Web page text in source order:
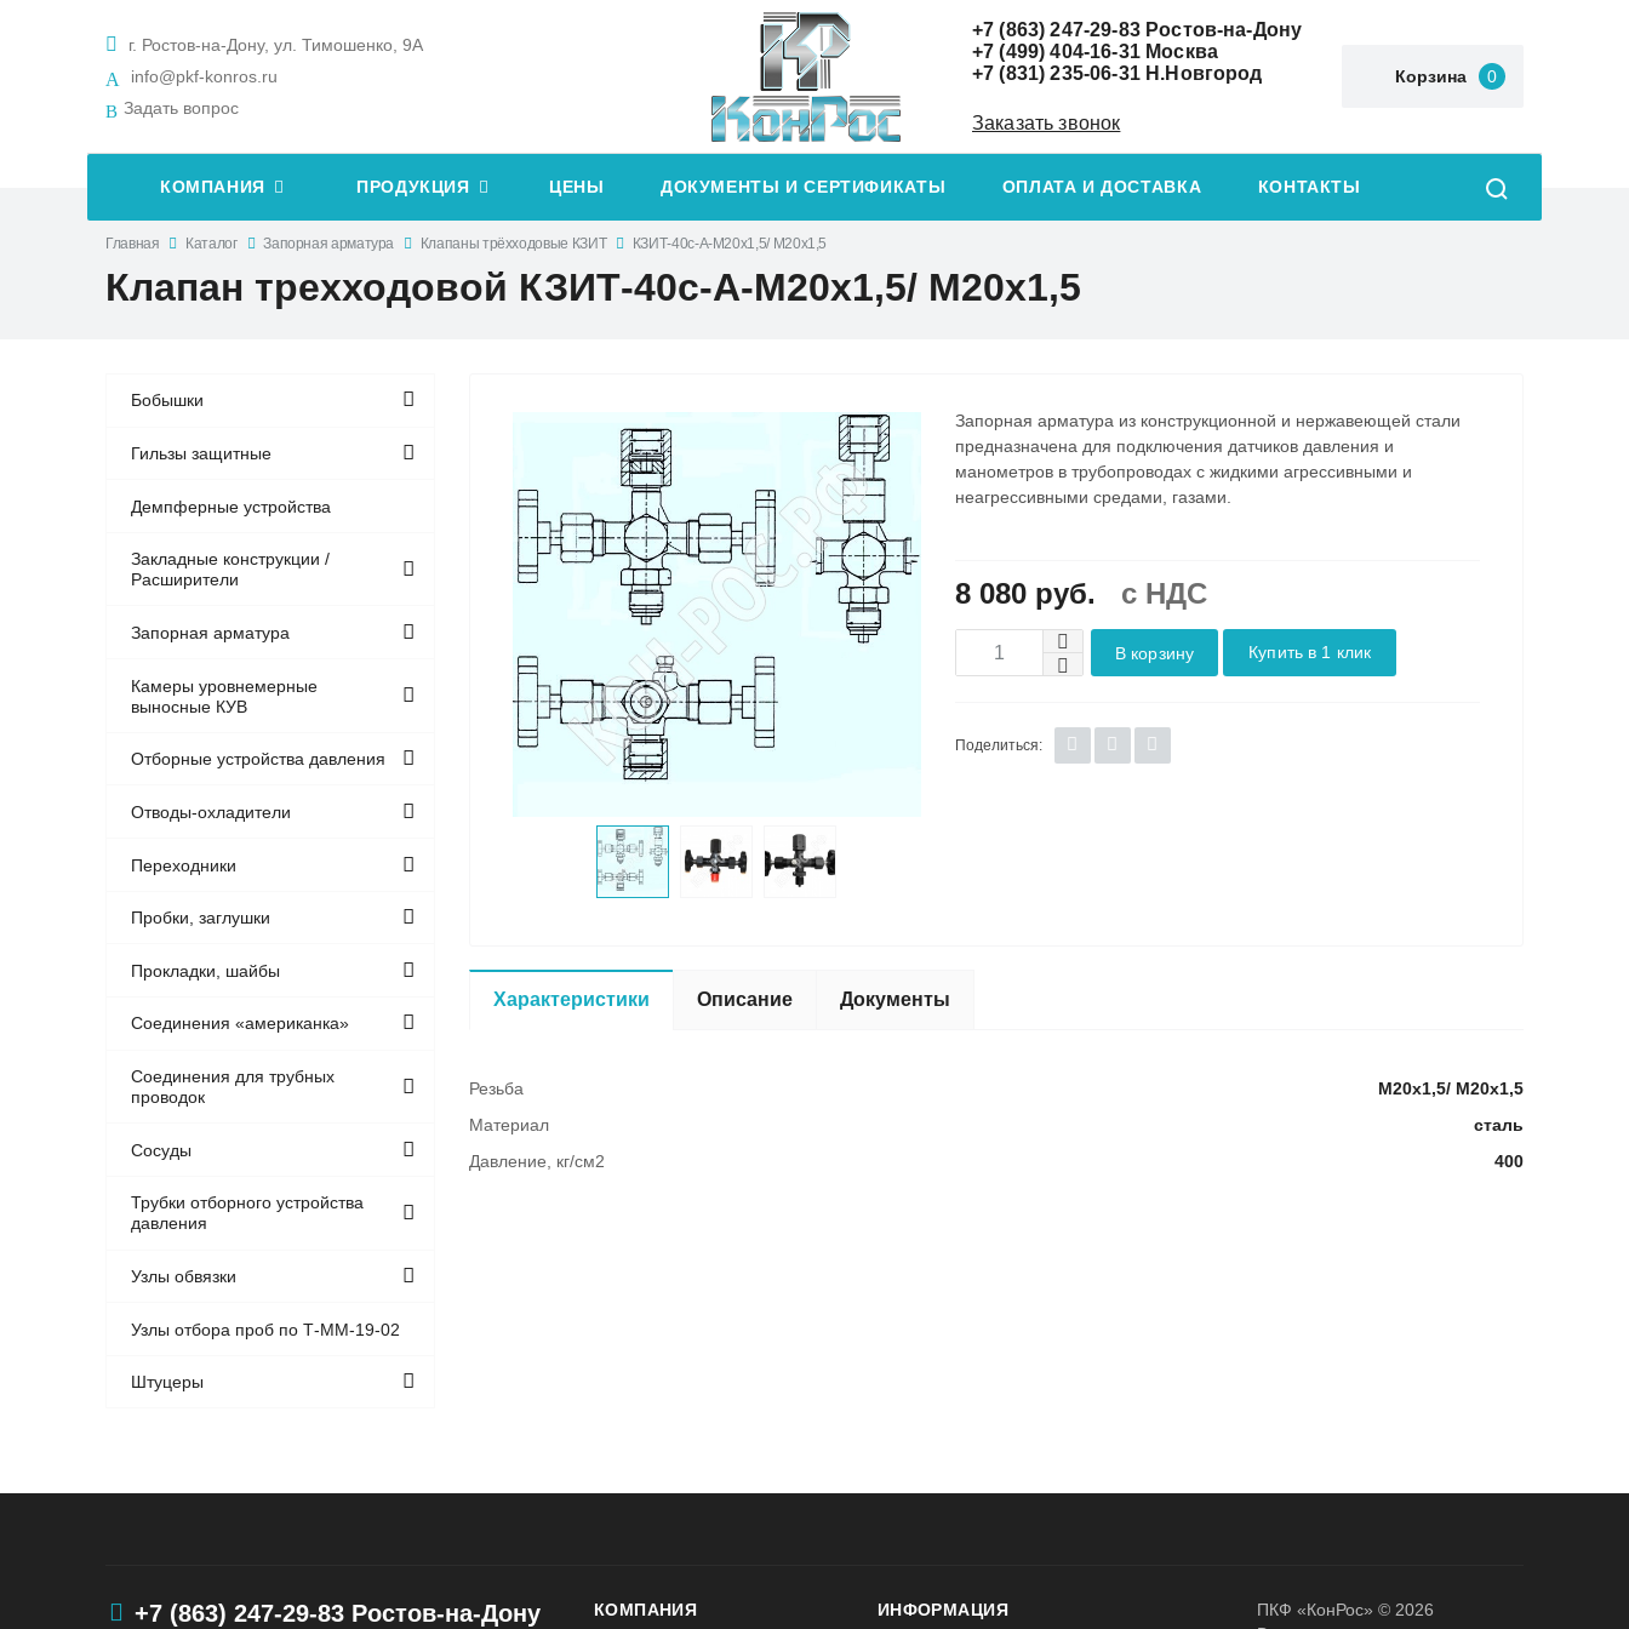
г. Ростов-на-Дону, ул. Тимошенко, 9А
info@pkf-konros.ru
Задать вопрос
+7 (863) 247-29-83Ростов-на-Дону
+7 (499) 404-16-31Москва
+7 (831) 235-06-31Н.Новгород
Заказать звонок
Корзина 0
КОМПАНИЯ ПРОДУКЦИЯ ЦЕНЫ ДОКУМЕНТЫ И СЕРТИФИКАТЫ ОПЛАТА И ДОСТАВКА КОНТАКТЫ
Главная Каталог Запорная арматура Клапаны трёхходовые КЗИТ КЗИТ-40с-А-М20х1,5/ М20х1,5
Клапан трехходовой КЗИТ-40с-А-М20х1,5/ М20х1,5
Бобышки
Гильзы защитные
Демпферные устройства
Закладные конструкции /
Расширители
Запорная арматура
Камеры уровнемерные
выносные КУВ
Отборные устройства давления
Отводы-охладители
Переходники
Пробки, заглушки
Прокладки, шайбы
Соединения «американка»
Соединения для трубных
проводок
Сосуды
Трубки отборного устройства
давления
Узлы обвязки
Узлы отбора проб по Т-ММ-19-02
Штуцеры
Запорная арматура из конструкционной и нержавеющей стали
предназначена для подключения датчиков давления и
манометров в трубопроводах с жидкими агрессивными и
неагрессивными средами, газами.
8 080 руб. c НДС
В корзину Купить в 1 клик
Поделиться:
Характеристики Описание Документы
Резьба
М20х1,5/ М20х1,5
Материал
сталь
Давление, кг/см2
400
+7 (863) 247-29-83 Ростов-на-Дону
КОМПАНИЯ ИНФОРМАЦИЯ
ПКФ «КонРос» © 2026